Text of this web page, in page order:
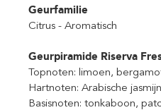
Geurfamilie
Citrus - Aromatisch
Geurpiramide Riserva
Topnoten: limoen,
Hartnoten: Arabische
Basisnoten: tonkaboon,